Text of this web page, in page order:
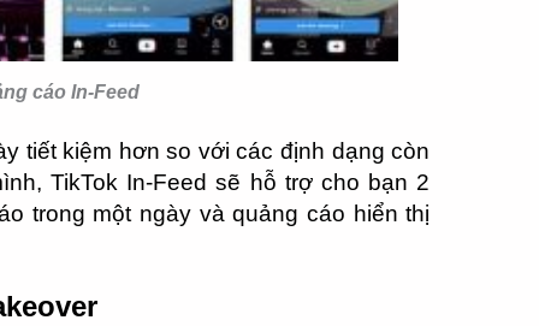
cáo In-Feed
tiết kiệm hơn so với các định dạng còn
TikTok In-Feed sẽ hỗ trợ cho bạn 2
trong một ngày và quảng cáo hiển thị